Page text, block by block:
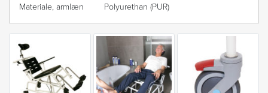
Materiale, armlæn Polyurethan (PUR)